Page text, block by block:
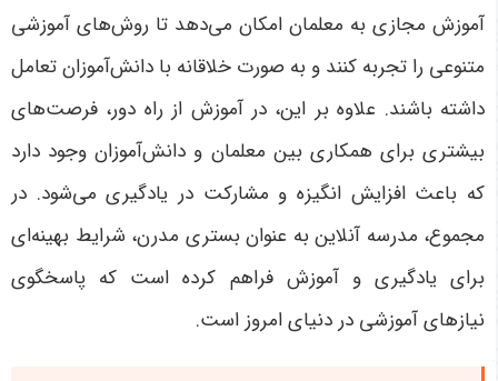
آموزش مجازی به معلمان امکان می‌دهد تا روش‌های آموزشی
متنوعی را تجربه کنند و به صورت خلاقانه با دانش‌آموزان تعامل
داشته باشند. علاوه بر این، در آموزش از راه دور، فرصت‌های
بیشتری برای همکاری بین معلمان و دانش‌آموزان وجود دارد
که باعث افزایش انگیزه و مشارکت در یادگیری می‌شود. در
مجموع، مدرسه آنلاین به عنوان بستری مدرن، شرایط بهینه‌ای
برای یادگیری و آموزش فراهم کرده است که پاسخگوی
نیازهای آموزشی در دنیای امروز است.